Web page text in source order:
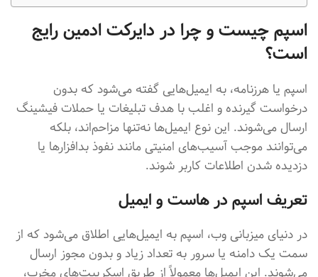
اسپم چیست و چرا در دایرکت ادمین رایج
است؟
اسپم یا هرزنامه، به ایمیل‌هایی گفته می‌شود که بدون
درخواست گیرنده و اغلب با هدف تبلیغات یا حملات فیشینگ
ارسال می‌شوند. این نوع ایمیل‌ها نه‌تنها مزاحم‌اند، بلکه
می‌توانند موجب آسیب‌های امنیتی مانند نفوذ بدافزارها یا
دزدیده شدن اطلاعات کاربر شوند.
تعریف اسپم در هاست و ایمیل
در دنیای میزبانی وب، اسپم به ایمیل‌هایی اطلاق می‌شود که از
سمت یک دامنه یا سرور به تعداد زیاد و بدون مجوز ارسال
می‌شوند. این ایمیل‌ها معمولاً از طریق اسکریپت‌های مخرب،